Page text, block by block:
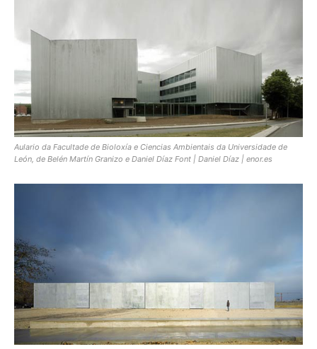
Aulario da Facultade de Bioloxía e Ciencias Ambientais da Universidade de
León, de Belén Martín Granizo e Daniel Díaz Font | Daniel Díaz | enor.es